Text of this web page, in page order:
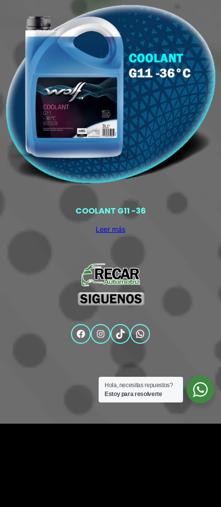
COOLANT G11 -36
Leer más
Facebook
Instagram
TikTokWhatsApp
Hola, necesitas repuestos?
Estoy para resolverte